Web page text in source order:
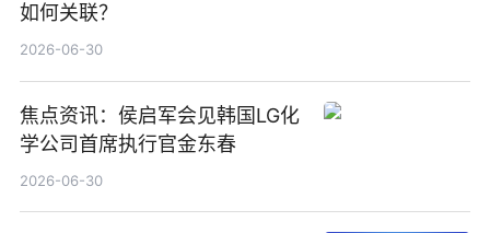
如何关联？
2026-06-30
焦点资讯：侯启军会见韩国LG化
学公司首席执行官金东春
2026-06-30